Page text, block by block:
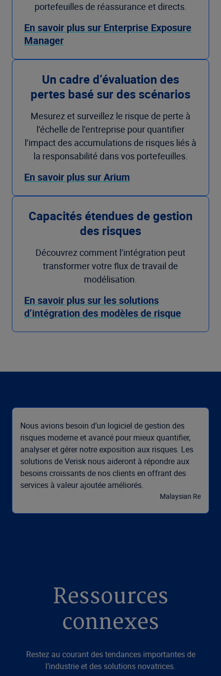
portefeuilles de réassurance et directs.
En savoir plus sur Enterprise Exposure
Manager
Un cadre d’évaluation des
pertes basé sur des scénarios
Mesurez et surveillez le risque de perte à
l’échelle de l’entreprise pour quantifier
l’impact des accumulations de risques liés à
la responsabilité dans vos portefeuilles.
En savoir plus sur Arium
Capacités étendues de gestion
des risques
Découvrez comment l’intégration peut
transformer votre flux de travail de
modélisation.
En savoir plus sur les solutions
d’intégration des modèles de risque
Nous avions besoin d’un logiciel de gestion des
risques moderne et avancé pour mieux quantifier,
analyser et gérer notre exposition aux risques. Les
solutions de Verisk nous aideront à répondre aux
besoins croissants de nos clients en offrant des
services à valeur ajoutée améliorés.
Malaysian Re
Ressources
connexes
Restez au courant des tendances importantes de
l’industrie et des solutions novatrices.